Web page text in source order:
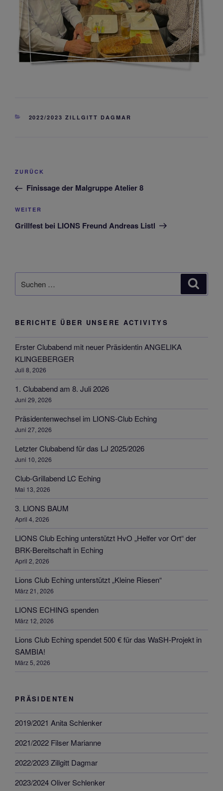
KATEGORIEN
2022/2023 ZILLGITT DAGMAR
Beitragsnavigation
Vorheriger
Beitrag
ZURÜCK
Finissage der Malgruppe Atelier 8
Nächster
Beitrag
WEITER
Grillfest bei LIONS Freund Andreas Listl
nach:
BERICHTE ÜBER UNSERE ACTIVITYS
Erster Clubabend mit neuer Präsidentin ANGELIKA
KLINGEBERGER
Juli 8, 2026
1. Clubabend am 8. Juli 2026
Juni 29, 2026
Präsidentenwechsel im LIONS-Club Eching
Juni 27, 2026
Letzter Clubabend für das LJ 2025/2026
Juni 10, 2026
Club-Grillabend LC Eching
Mai 13, 2026
3. LIONS BAUM
April 4, 2026
LIONS Club Eching unterstützt HvO „Helfer vor Ort“ der
BRK-Bereitschaft in Eching
April 2, 2026
Lions Club Eching unterstützt „Kleine Riesen“
März 21, 2026
LIONS ECHING spenden
März 12, 2026
Lions Club Eching spendet 500 € für das WaSH-Projekt in
SAMBIA!
März 5, 2026
PRÄSIDENTEN
2019/2021 Anita Schlenker
2021/2022 Filser Marianne
2022/2023 Zillgitt Dagmar
2023/2024 Oliver Schlenker